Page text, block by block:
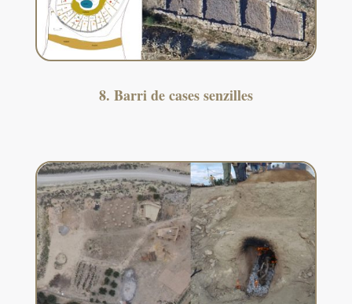
8. Barri de cases senzilles